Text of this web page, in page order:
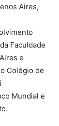
Aires,
Faculdade
e
Colégio de
Mundial e